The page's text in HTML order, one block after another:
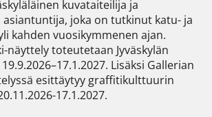
kuvataiteilija ja
joka on tutkinut katu- ja
kahden vuosikymmenen ajan.
näyttely toteutetaan Jyväskylän
Lisäksi Gallerian
esittäytyy graffitikulttuurin
17.1.2027.